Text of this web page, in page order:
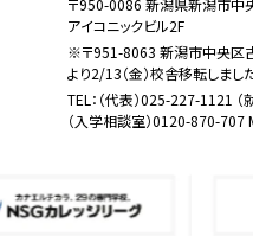
アイコニックビル2F
※〒951-8063 新潟市中央区
より2/13（金）校舎移転しまし
TEL： （代表）025-227-1121
（入学相談室）0120-870-707